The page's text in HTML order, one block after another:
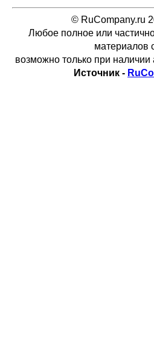
© RuCompany.ru
Любое полное или
материалов
возможно только при наличии
Источник -